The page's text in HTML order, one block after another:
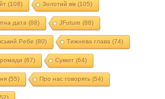
(108) Золотий вік(105)
дата (88) JFuture (88)
Ребе (80) Тижнева глава (74)
(67) Суккот (64)
(55) Про нас говорять(54)